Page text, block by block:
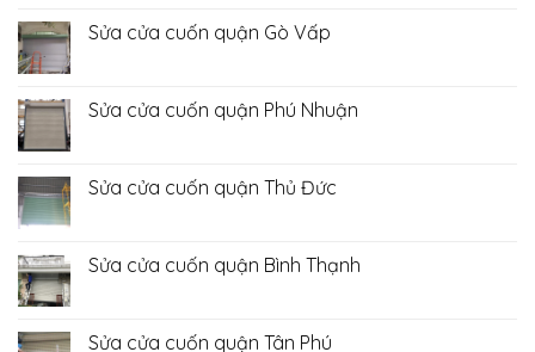
luận
ở
Quận
Bình
Sửa cửa cuốn quận Gò Vấp
luận
ở
quận
Gò
Sửa cửa cuốn quận Phú Nhuận
luận
ở
quận
Phú
Sửa cửa cuốn quận Thủ Đức
luận
ở
quận
Sửa cửa cuốn quận Bình Thạnh
luận
Sửa cửa cuốn quận Tân Phú